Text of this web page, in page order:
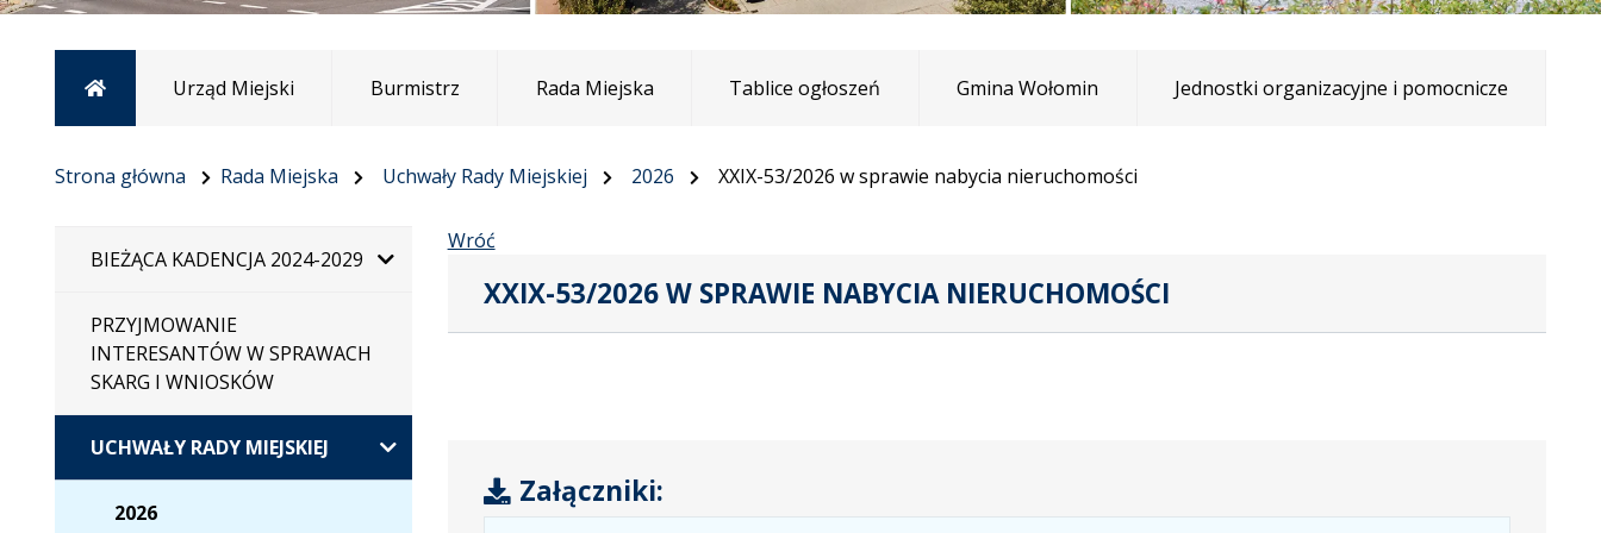
Strona głównaUrząd Miejski Burmistrz Rada Miejska Tablice ogłoszeń Gmina Wołomin Jednostki organizacyjne i pomocnicze
Strona główna Rada Miejska Uchwały Rady Miejskiej 2026 XXIX-53/2026 w sprawie nabycia nieruchomości
BIEŻĄCA KADENCJA 2024-2029
PRZYJMOWANIE
INTERESANTÓW W SPRAWACH
SKARG I WNIOSKÓW
UCHWAŁY RADY MIEJSKIEJ
2026
Wróć
XXIX-53/2026 W SPRAWIE NABYCIA NIERUCHOMOŚCI
Załączniki: